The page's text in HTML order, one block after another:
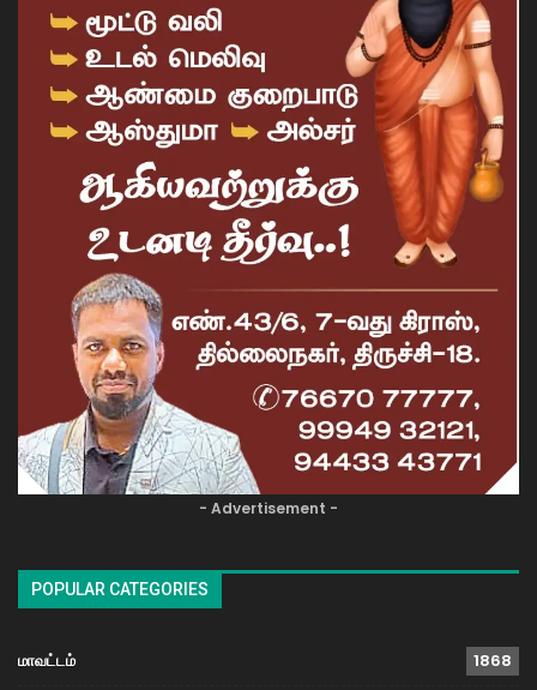
- Advertisement -
POPULAR CATEGORIES
மாவட்டம் 1868